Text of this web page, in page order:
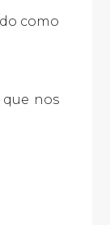
como
que nos